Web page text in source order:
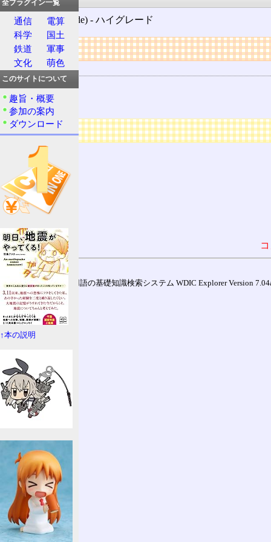
HG (high grade) ‐ ハイグレード
リンク
用語の所属
略語
頭字語
広告
通信用語の基礎知識検索システム WDIC Explorer Version
全プラグイン一覧
通信
電算
科学
国土
鉄道
軍事
文化
萌色
このサイトについて
趣旨・概要
参加の案内
ダウンロード
↑本の説明